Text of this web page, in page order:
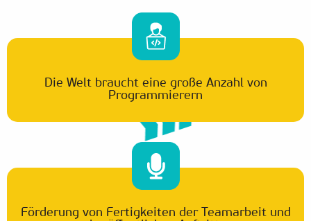
Die Welt braucht eine große Anzahl von
Programmierern
Förderung von Fertigkeiten der Teamarbeit und